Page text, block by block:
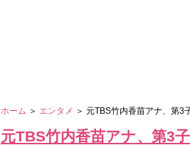
ホーム ＞ エンタメ ＞ 元TBS竹内香苗アナ、第3
元TBS竹内香苗アナ、第3